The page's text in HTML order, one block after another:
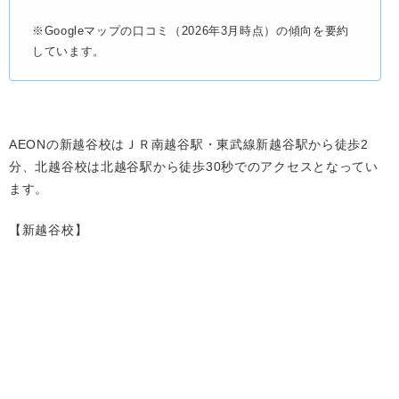
※Googleマップの口コミ（2026年3月時点）の傾向を要約
しています。
AEONの新越谷校はＪＲ南越谷駅・東武線新越谷駅から徒歩2
分、北越谷校は北越谷駅から徒歩30秒でのアクセスとなってい
ます。
【新越谷校】